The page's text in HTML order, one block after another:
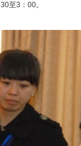
至3：00。